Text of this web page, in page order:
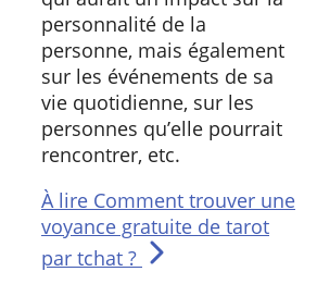
personnalité de la
personne, mais également
sur les événements de sa
vie quotidienne, sur les
personnes qu’elle pourrait
rencontrer, etc.
À lire Comment trouver une
voyance gratuite de tarot
par tchat ?